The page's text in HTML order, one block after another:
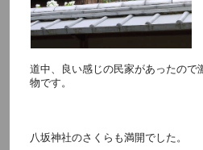
道中、良い感じの民家があったので
物です。
八坂神社のさくらも満開でした。